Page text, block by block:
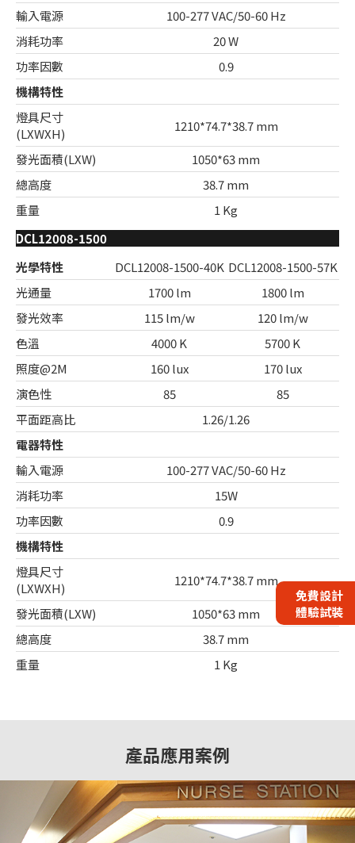
輸入電源
100-277 VAC/50-60 Hz
消耗功率
20 W
功率因數
0.9
機構特性
燈具尺寸
(LXWXH)
1210*74.7*38.7 mm
發光面積(LXW)
1050*63 mm
總高度
38.7 mm
重量
1 Kg
DCL12008-1500
光學特性
DCL12008-1500-40K DCL12008-1500-57K
光通量
1700 lm
1800 lm
發光效率
115 lm/w
120 lm/w
色溫
4000 K
5700 K
照度@2M
160 lux
170 lux
演色性
85
85
平面距高比
1.26/1.26
電器特性
輸入電源
100-277 VAC/50-60 Hz
消耗功率
15W
功率因數
0.9
機構特性
燈具尺寸
(LXWXH)
1210*74.7*38.7 mm
發光面積(LXW)
1050*63 mm
總高度
38.7 mm
重量
1 Kg
產品應用案例
免費設計
體驗試裝